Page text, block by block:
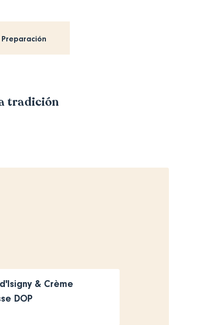
Preparación
tradición
& Crème
DOP